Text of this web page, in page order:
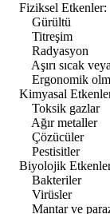
Fiziksel Etkenler:
Gürültü
Titreşim
Radyasyon
Aşırı sıcak
Ergonomik
Kimyasal
Toksik gazlar
Ağır metaller
Çözücüler
Pestisitler
Biyolojik
Bakteriler
Virüsler
Mantar ve